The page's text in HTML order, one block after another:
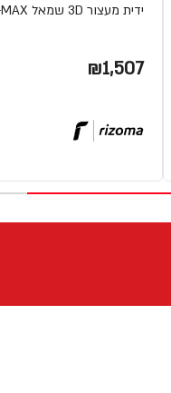
ידית מעצור 3D שמאל T-MAX נטרלי
₪1,507